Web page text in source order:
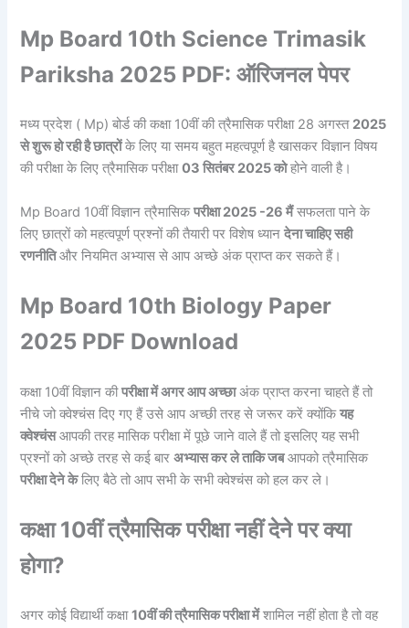
Mp Board 10th Science Trimasik
Pariksha 2025 PDF: ऑरिजनल पेपर
मध्य प्रदेश ( Mp) बोर्ड की कक्षा 10वीं की त्रैमासिक परीक्षा 28 अगस्त 2025
से शुरू हो रही है छात्रोंके लिए या समय बहुत महत्वपूर्ण है खासकर विज्ञान विषय
की परीक्षा के लिए त्रैमासिक परीक्षा03 सितंबर 2025 कोहोने वाली है।
Mp Board 10वीं विज्ञान त्रैमासिकपरीक्षा 2025 -26 मैंसफलता पाने के
लिए छात्रों को महत्वपूर्ण प्रश्नों की तैयारी पर विशेष ध्यानदेना चाहिए सही
रणनीतिऔर नियमित अभ्यास से आप अच्छे अंक प्राप्त कर सकते हैं।
Mp Board 10th Biology Paper
2025 PDF Download
कक्षा 10वीं विज्ञान कीपरीक्षा में अगर आप अच्छाअंक प्राप्त करना चाहते हैं तो
नीचे जो क्वेश्चंस दिए गए हैं उसे आप अच्छी तरह से जरूर करें क्योंकियह
क्वेश्चंसआपकी तरह मासिक परीक्षा में पूछे जाने वाले हैं तो इसलिए यह सभी
प्रश्नों को अच्छे तरह से कई बारअभ्यास कर ले ताकि जबआपको त्रैमासिक
परीक्षा देने केलिए बैठे तो आप सभी के सभी क्वेश्चंस को हल कर ले।
कक्षा 10वीं त्रैमासिक परीक्षा नहीं देने पर क्या
होगा?
अगर कोई विद्यार्थी कक्षा10वीं की त्रैमासिक परीक्षा मेंशामिल नहीं होता है तो वह